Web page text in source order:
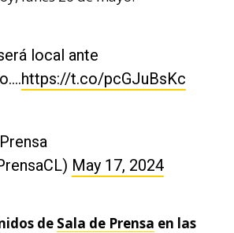
local ante
https://t.co/pcGJuBsKc
May 17, 2024
de Sala de Prensa en las